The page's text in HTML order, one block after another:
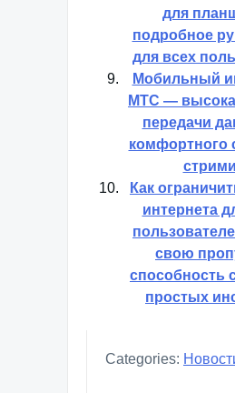
для
подробное
для всех
Мобильный
МТС —
передачи
комфортного
Как
интернета
свою
способность
простых
Categories: